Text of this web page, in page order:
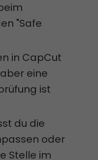
"Safe
in CapCut
eine
ist
du die
oder
Stelle im